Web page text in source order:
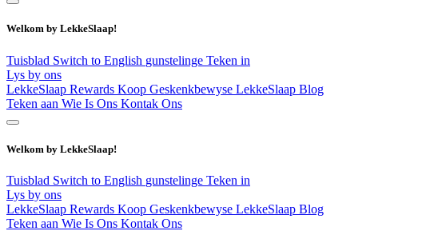
Welkom by LekkeSlaap!
Tuisblad Switch to English gunstelinge Teken in
Lys by ons
LekkeSlaap Rewards Koop Geskenkbewyse LekkeSlaap Blog
Teken aan Wie Is Ons Kontak Ons
Welkom by LekkeSlaap!
Tuisblad Switch to English gunstelinge Teken in
Lys by ons
LekkeSlaap Rewards Koop Geskenkbewyse LekkeSlaap Blog
Teken aan Wie Is Ons Kontak Ons